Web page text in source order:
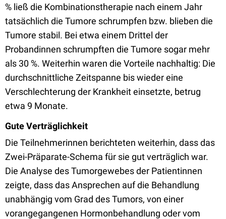
% ließ die Kombinationstherapie nach einem Jahr
tatsächlich die Tumore schrumpfen bzw. blieben die
Tumore stabil. Bei etwa einem Drittel der
Probandinnen schrumpften die Tumore sogar mehr
als 30 %. Weiterhin waren die Vorteile nachhaltig: Die
durchschnittliche Zeitspanne bis wieder eine
Verschlechterung der Krankheit einsetzte, betrug
etwa 9 Monate.
Gute Verträglichkeit
Die Teilnehmerinnen berichteten weiterhin, dass das
Zwei-Präparate-Schema für sie gut verträglich war.
Die Analyse des Tumorgewebes der Patientinnen
zeigte, dass das Ansprechen auf die Behandlung
unabhängig vom Grad des Tumors, von einer
vorangegangenen Hormonbehandlung oder vom